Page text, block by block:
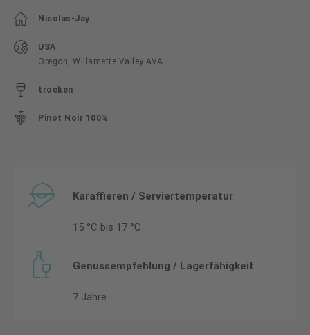
Nicolas-Jay
USA
Oregon, Willamette Valley AVA
trocken
Pinot Noir 100%
Karaffieren / Serviertemperatur
15 °C bis 17 °C
Genussempfehlung / Lagerfähigkeit
7 Jahre